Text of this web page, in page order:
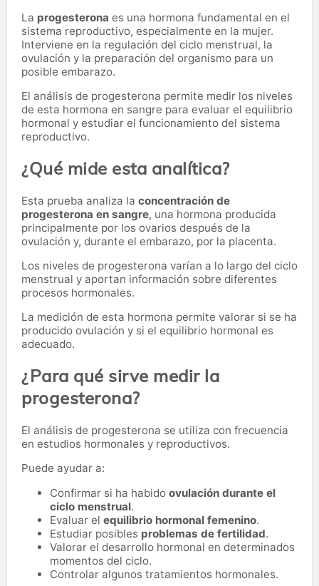
La progesterona es una hormona fundamental en el
sistema reproductivo, especialmente en la mujer.
Interviene en la regulación del ciclo menstrual, la
ovulación y la preparación del organismo para un
posible embarazo.
El análisis de progesterona permite medir los niveles
de esta hormona en sangre para evaluar el equilibrio
hormonal y estudiar el funcionamiento del sistema
reproductivo.
¿Qué mide esta analítica?
Esta prueba analiza la concentración de
progesterona en sangre, una hormona producida
principalmente por los ovarios después de la
ovulación y, durante el embarazo, por la placenta.
Los niveles de progesterona varían a lo largo del ciclo
menstrual y aportan información sobre diferentes
procesos hormonales.
La medición de esta hormona permite valorar si se ha
producido ovulación y si el equilibrio hormonal es
adecuado.
¿Para qué sirve medir la
progesterona?
El análisis de progesterona se utiliza con frecuencia
en estudios hormonales y reproductivos.
Puede ayudar a:
Confirmar si ha habido ovulación durante el
ciclo menstrual.
Evaluar el equilibrio hormonal femenino.
Estudiar posibles problemas de fertilidad.
Valorar el desarrollo hormonal en determinados
momentos del ciclo.
Controlar algunos tratamientos hormonales.